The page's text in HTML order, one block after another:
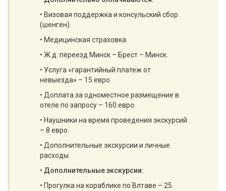
• Визовая поддержка и консульский сбор
(шенген).
• Медицинская страховка.
• Ж.д. переезд Минск – Брест – Минск.
• Услуга «гарантийный платеж от
невыезда» – 15 евро.
• Доплата за одноместное размещение в
отеле по запросу – 160 евро.
• Наушники на время проведения экскурсий
– 8 евро.
• Дополнительные экскурсии и личные
расходы.
• Дополнительные экскурсии:
• Прогулка на кораблике по Влтаве – 25